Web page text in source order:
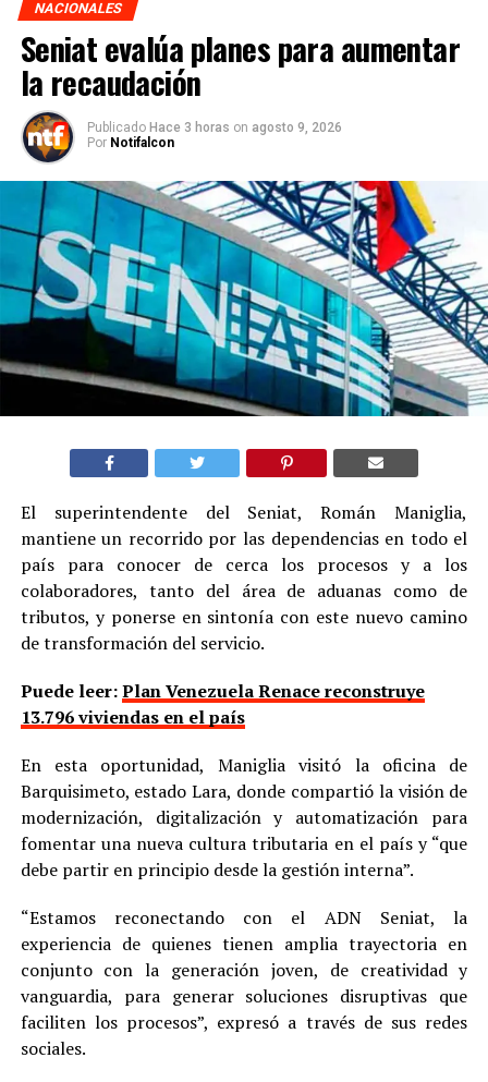
NACIONALES
Seniat evalúa planes para aumentar
la recaudación
Publicado Hace 3 horas on agosto 9, 2026
Por Notifalcon
El superintendente del Seniat, Román Maniglia,
mantiene un recorrido por las dependencias en todo el
país para conocer de cerca los procesos y a los
colaboradores, tanto del área de aduanas como de
tributos, y ponerse en sintonía con este nuevo camino
de transformación del servicio.
Puede leer:Plan Venezuela Renace reconstruye
13.796 viviendas en el país
En esta oportunidad, Maniglia visitó la oficina de
Barquisimeto, estado Lara, donde compartió la visión de
modernización, digitalización y automatización para
fomentar una nueva cultura tributaria en el país y “que
debe partir en principio desde la gestión interna”.
“Estamos reconectando con el ADN Seniat, la
experiencia de quienes tienen amplia trayectoria en
conjunto con la generación joven, de creatividad y
vanguardia, para generar soluciones disruptivas que
faciliten los procesos”, expresó a través de sus redes
sociales.